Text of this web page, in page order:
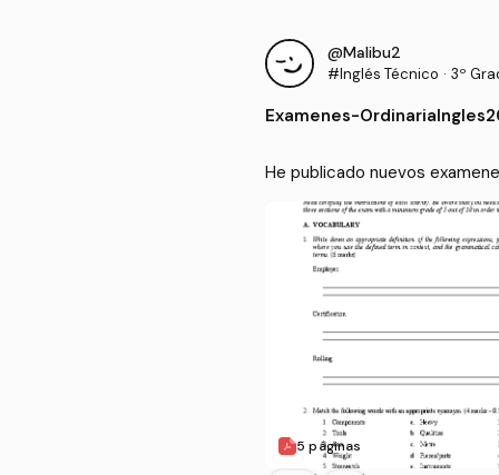
@Malibu2
#Inglés Técnico · 3º
Examenes-
He publicado nuevos
5 páginas